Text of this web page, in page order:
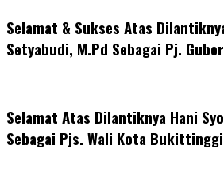
Selamat & Sukses Atas
Setyabudi, M.Pd Sebagai Pj.
Selamat Atas Dilantiknya Hani
Sebagai Pjs. Wali Kota Bukittinggi